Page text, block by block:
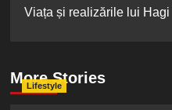
Viața și realizările lui
More Stories
Lifestyle